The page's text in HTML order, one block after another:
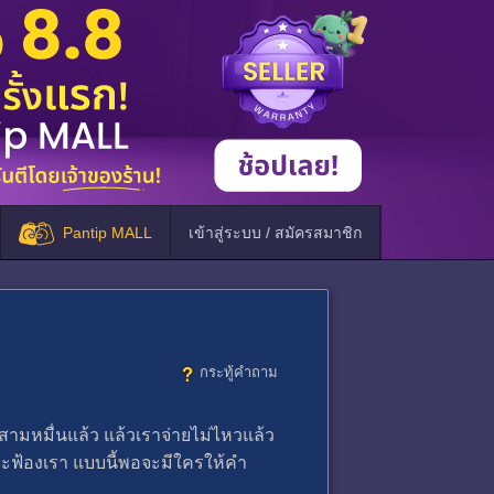
Pantip MALL เข้าสู่ระบบ / สมัครสมาชิก
กระทู้คำถาม
ามหมื่นแล้ว แล้วเราจ่ายไม่ไหวแล้ว
ฟ้องเรา แบบนี้พอจะมีใครให้คำ